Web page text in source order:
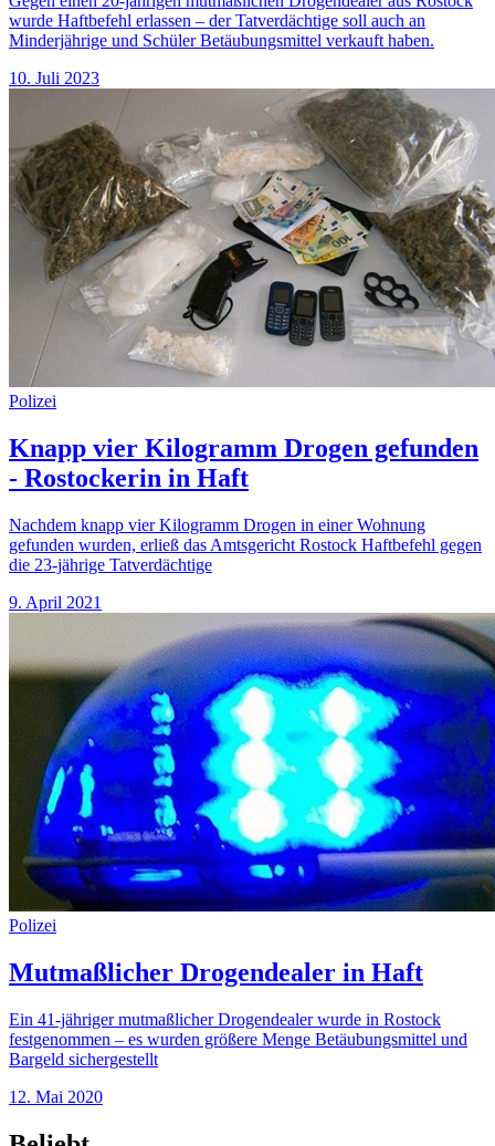
wurde Haftbefehl erlassen – der Tatverdächtige soll auch an
Minderjährige und Schüler Betäubungsmittel verkauft haben.
10. Juli 2023
Polizei
Knapp vier Kilogramm Drogen gefunden
- Rostockerin in Haft
Nachdem knapp vier Kilogramm Drogen in einer Wohnung
gefunden wurden, erließ das Amtsgericht Rostock Haftbefehl gegen
die 23-jährige Tatverdächtige
9. April 2021
Polizei
Mutmaßlicher Drogendealer in Haft
Ein 41-jähriger mutmaßlicher Drogendealer wurde in Rostock
festgenommen – es wurden größere Menge Betäubungsmittel und
Bargeld sichergestellt
12. Mai 2020